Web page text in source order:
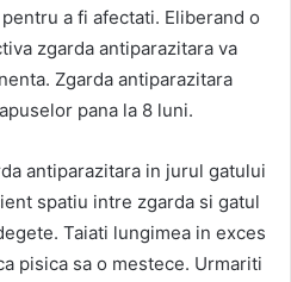
a fi afectati. Eliberand o
zgarda antiparazitara va
Zgarda antiparazitara
pana la 8 luni.
antiparazitara in jurul gatului
spatiu intre zgarda si gatul
Taiati lungimea in exces
pisica sa o mestece. Urmariti